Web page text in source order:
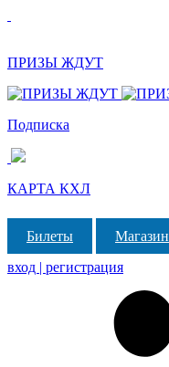
ПРИЗЫ ЖДУТ
Подписка
КАРТА КХЛ
Билеты
Магазин
вход | регистрация